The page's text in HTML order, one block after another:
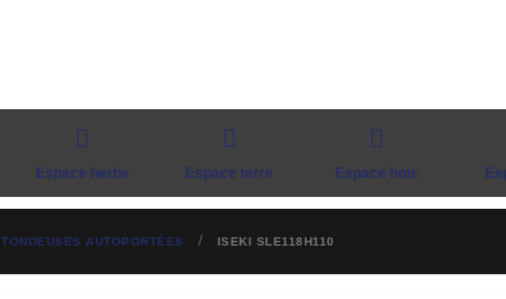
Espace herbe Espace terre Espace bois
TONDEUSES AUTOPORTÉES ISEKI SLE118H110